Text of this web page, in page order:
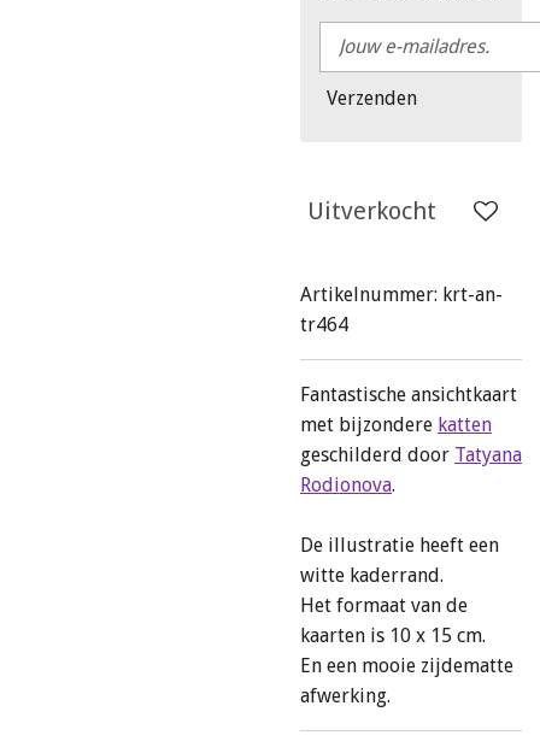
Verzenden
Uitverkocht
Artikelnummer: krt-an-
tr464
Fantastische ansichtkaart
met bijzondere katten
geschilderd door Tatyana
Rodionova.
De illustratie heeft een
witte kaderrand.
Het formaat van de
kaarten is 10 x 15 cm.
En een mooie zijdematte
afwerking.